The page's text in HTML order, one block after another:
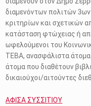
διαμενόντων πολιτών
κριτηρίων και σχετικών
κατάσταση φτώχειας ή
ωφελούμενοι του
ΤΕΒΑ, ανασφάλιστα άτομα
άτομα που διαθέτουν
δικαιούχοι/αιτούντες
ΑΦΙΣΑ ΣΥΣΣΙΤΙΟΥ